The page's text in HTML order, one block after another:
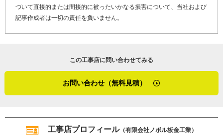
づいて直接的または間接的に被ったいかなる損害について、当社および
記事作成者は一切の責任を負いません。
この工事店に問い合わせてみる
お問い合わせ（無料見積）
工事店プロフィール（有限会社ノボル板金工業）